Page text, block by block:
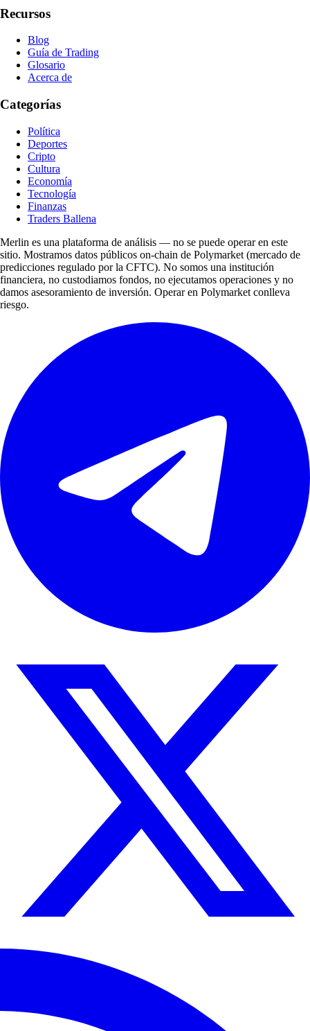
Recursos
Blog
Guía de Trading
Glosario
Acerca de
Categorías
Política
Deportes
Cripto
Cultura
Economía
Tecnología
Finanzas
Traders Ballena
Merlin es una plataforma de análisis — no se puede operar en este
sitio. Mostramos datos públicos on-chain de Polymarket (mercado de
predicciones regulado por la CFTC). No somos una institución
financiera, no custodiamos fondos, no ejecutamos operaciones y no
damos asesoramiento de inversión. Operar en Polymarket conlleva
riesgo.